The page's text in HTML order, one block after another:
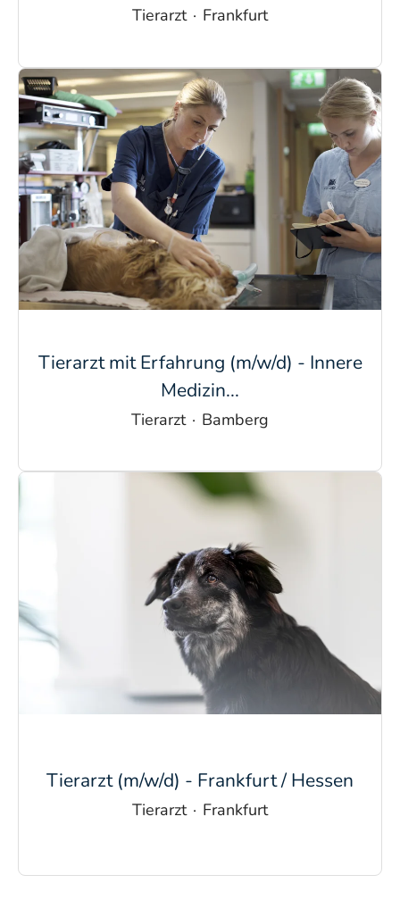
Tierarzt · Frankfurt
Tierarzt mit Erfahrung (m/w/d) - Innere
Medizin...
Tierarzt · Bamberg
Tierarzt (m/w/d) - Frankfurt / Hessen
Tierarzt · Frankfurt